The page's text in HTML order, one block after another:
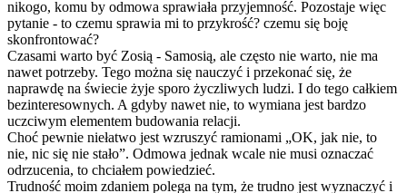
nikogo, komu by odmowa sprawiała przyjemność. Pozostaje więc
pytanie - to czemu sprawia mi to przykrość? czemu się boję
skonfrontować?
Czasami warto być Zosią - Samosią, ale często nie warto, nie ma
nawet potrzeby. Tego można się nauczyć i przekonać się, że
naprawdę na świecie żyje sporo życzliwych ludzi. I do tego całkiem
bezinteresownych. A gdyby nawet nie, to wymiana jest bardzo
uczciwym elementem budowania relacji.
Choć pewnie niełatwo jest wzruszyć ramionami „OK, jak nie, to
nie, nic się nie stało”. Odmowa jednak wcale nie musi oznaczać
odrzucenia, to chciałem powiedzieć.
Trudność moim zdaniem polega na tym, że trudno jest wyznaczyć i